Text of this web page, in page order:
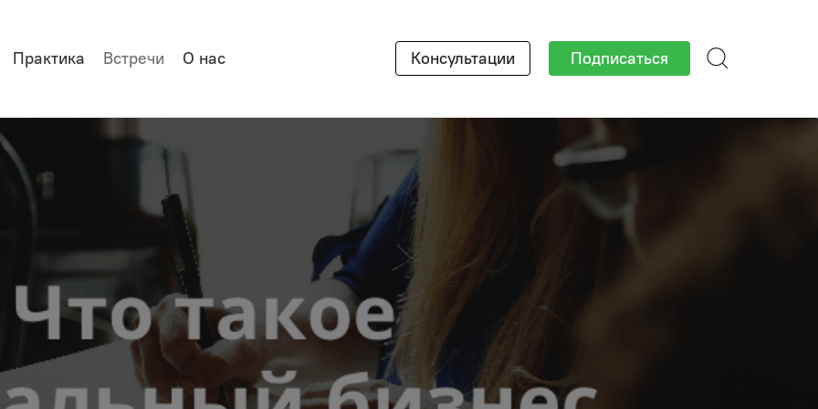
Практика Встречи О нас Консультации Подписаться